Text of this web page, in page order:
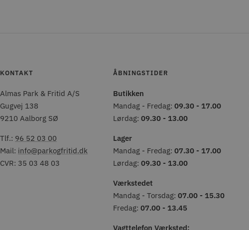
KONTAKT
Almas Park & Fritid A/S
Gugvej 138
9210 Aalborg SØ
Tlf.: 96 52 03 00
Mail: info@parkogfritid.dk
CVR: 35 03 48 03
ÅBNINGSTIDER
Butikken
Mandag - Fredag: 09.30 - 17.00
Lørdag: 09.30 - 13.00
Lager
Mandag - Fredag: 07.30 - 17.00
Lørdag: 09.30 - 13.00
Værkstedet
Mandag - Torsdag: 07.00 - 15.30
Fredag: 07.00 - 13.45
Vagttelefon Værksted: